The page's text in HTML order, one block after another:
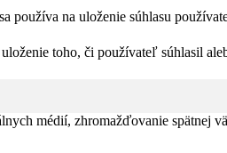
používa na uloženie súhlasu
toho, či používateľ súhlasil
médií, zhromažďovanie spätnej